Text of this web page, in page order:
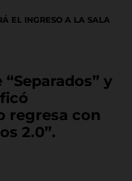
EL INGRESO A LA SALA
y
regresa con
2.0”.